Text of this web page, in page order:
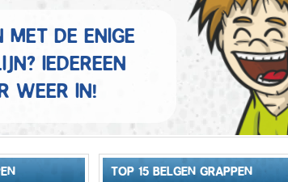
Turken grappen
Vrouwen grappen
de enige
Iedereen
weer in!
TOP 15 BELGEN GRAPPEN